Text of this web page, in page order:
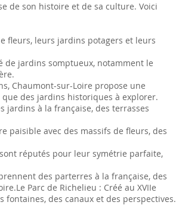
de son histoire et de sa culture. Voici
fleurs, leurs jardins potagers et leurs
de jardins somptueux, notamment le
Chaumont-sur-Loire propose une
des jardins historiques à explorer.
jardins à la française, des terrasses
paisible avec des massifs de fleurs, des
réputés pour leur symétrie parfaite,
des parterres à la française, des
Parc de Richelieu : Créé au XVIIe
des canaux et des perspectives.